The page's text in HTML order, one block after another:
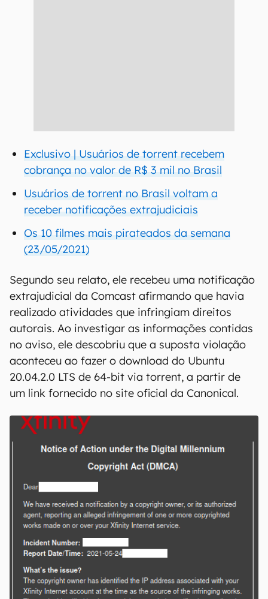
Exclusivo | Usuários de torrent recebem
cobrança no valor de R$ 3 mil no Brasil
Usuários de torrent no Brasil voltam a
receber notificações extrajudiciais
Os 10 filmes mais pirateados da semana
(23/05/2021)
Segundo seu relato, ele recebeu uma notificação
extrajudicial da Comcast afirmando que havia
realizado atividades que infringiam direitos
autorais. Ao investigar as informações contidas
no aviso, ele descobriu que a suposta violação
aconteceu ao fazer o download do Ubuntu
20.04.2.0 LTS de 64-bit via torrent, a partir de
um link fornecido no site oficial da Canonical.